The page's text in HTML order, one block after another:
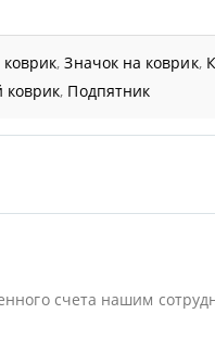
,Значок на коврик,
коврик, Подпятник
счета нашим